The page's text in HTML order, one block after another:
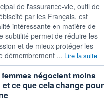
de l'assurance-vie, outil de
par les Français, est
intéressante en matière de
subtilité permet de réduire les
et de mieux protéger les
démembrement ... Lire la suite
négocient moins
ce que cela change pour